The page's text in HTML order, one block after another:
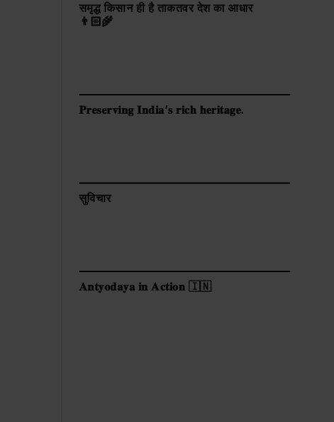
समृद्ध किसान ही है ताकतवर देश का आधार
👨🏻‍🌾
𝐏𝐫𝐞𝐬𝐞𝐫𝐯𝐢𝐧𝐠 𝐈𝐧𝐝𝐢𝐚’𝐬 𝐫𝐢𝐜𝐡 𝐡𝐞𝐫𝐢𝐭𝐚𝐠𝐞.
सुविचार
𝐀𝐧𝐭𝐲𝐨𝐝𝐚𝐲𝐚 𝐢𝐧 𝐀𝐜𝐭𝐢𝐨𝐧 🇮🇳